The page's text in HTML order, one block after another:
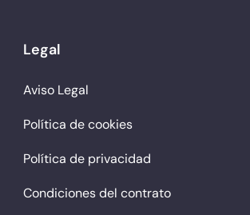
Legal
Aviso Legal
Política de cookies
Política de privacidad
Condiciones del contrato